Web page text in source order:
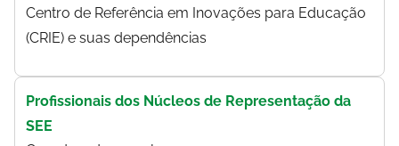
Centro de Referência em Inovações para Educação
(CRIE) e suas dependências
Profissionais dos Núcleos de Representação da
SEE